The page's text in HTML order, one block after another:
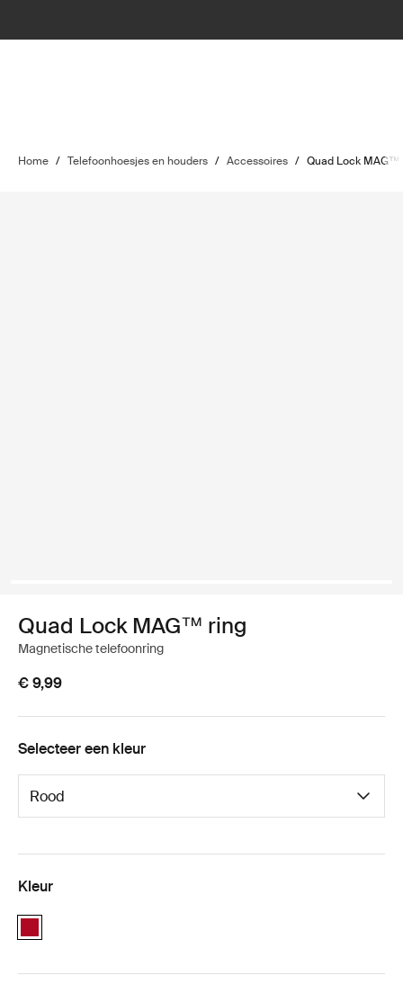
Home / Telefoonhoesjes en houders / Accessoires / Quad Lock MAG™
Quad Lock MAG™ ring
Magnetische telefoonring
€ 9,99
Selecteer een kleur
Kleur